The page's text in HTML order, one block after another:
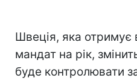
Швеція, яка
мандат на рік,
буде контролювати